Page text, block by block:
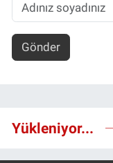
Gönder
Yükleniyor...